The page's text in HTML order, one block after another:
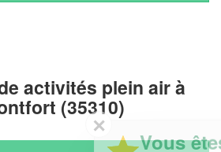
activités plein air à
(35310)
êtes un